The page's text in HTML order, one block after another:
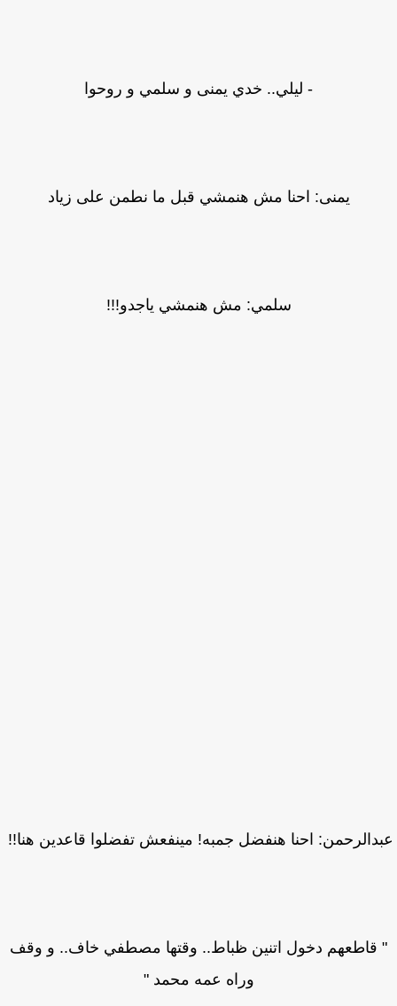
- ليلي.. خدي يمنى و سلمي و روحوا
يمنى: احنا مش هنمشي قبل ما نطمن على زياد
سلمي: مش هنمشي ياجدو!!!
احنا هنفضل جمبه! مينفعش تفضلوا قاعدين هنا!!
قاطعهم دخول اتنين ظباط.. وقتها مصطفي خاف.. و وقف
وراه عمه محمد "